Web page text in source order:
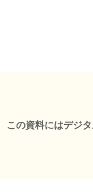
この資料にはデジ